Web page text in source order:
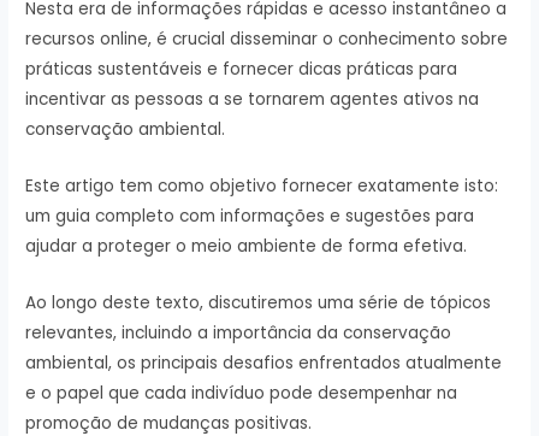
Nesta era de informações rápidas e acesso instantâneo a
recursos online, é crucial disseminar o conhecimento sobre
práticas sustentáveis e fornecer dicas práticas para
incentivar as pessoas a se tornarem agentes ativos na
conservação ambiental.
Este artigo tem como objetivo fornecer exatamente isto:
um guia completo com informações e sugestões para
ajudar a proteger o meio ambiente de forma efetiva.
Ao longo deste texto, discutiremos uma série de tópicos
relevantes, incluindo a importância da conservação
ambiental, os principais desafios enfrentados atualmente
e o papel que cada indivíduo pode desempenhar na
promoção de mudanças positivas.